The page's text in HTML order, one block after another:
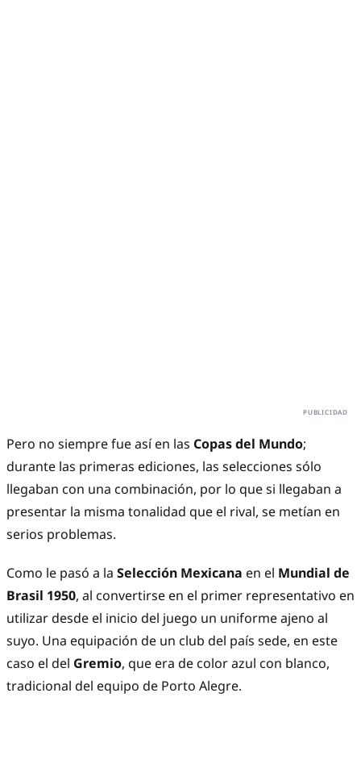
Pero no siempre fue así en las Copas del Mundo;
durante las primeras ediciones, las selecciones sólo
llegaban con una combinación, por lo que si llegaban a
presentar la misma tonalidad que el rival, se metían en
serios problemas.
Como le pasó a la Selección Mexicana en el Mundial de
Brasil 1950, al convertirse en el primer representativo en
utilizar desde el inicio del juego un uniforme ajeno al
suyo. Una equipación de un club del país sede, en este
caso el del Gremio, que era de color azul con blanco,
tradicional del equipo de Porto Alegre.